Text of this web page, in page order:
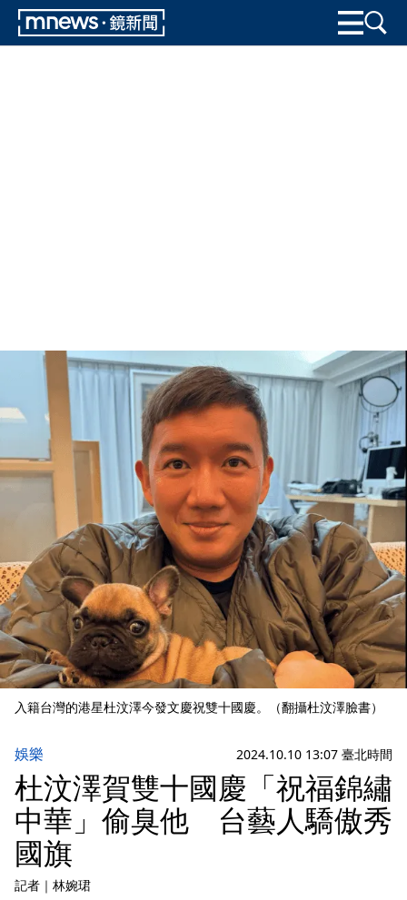
入籍台灣的港星杜汶澤今發文慶祝雙十國慶。（翻攝杜汶澤臉書）
娛樂 2024.10.10 13:07 臺北時間
杜汶澤賀雙十國慶「祝福錦繡
中華」偷臭他 台藝人驕傲秀
國旗
記者 ｜ 林婉珺